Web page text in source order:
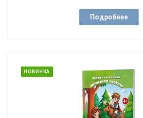
Подробнее
НОВИНКА